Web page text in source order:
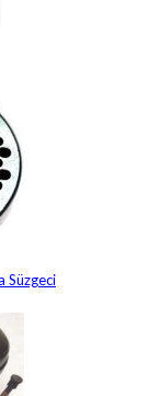
Süzgeci